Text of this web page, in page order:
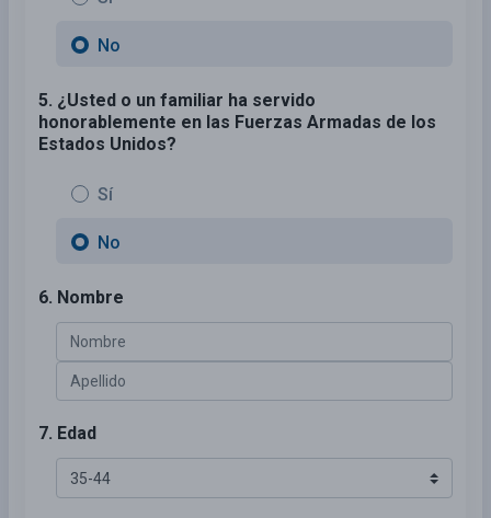
No
5. ¿Usted o un familiar ha servido
honorablemente en las Fuerzas Armadas de los
Estados Unidos?
Sí
No
6. Nombre
7. Edad